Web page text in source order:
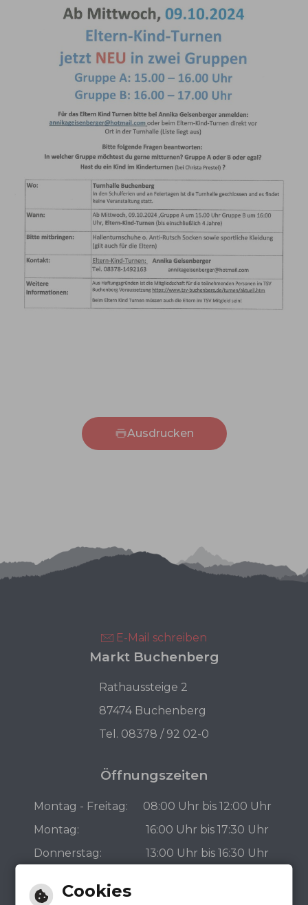
Ausdrucken
E-Mail schreiben
Markt Buchenberg
Rathaussteige 2
87474 Buchenberg
Tel. 08378 / 92 02-0
Öffnungszeiten
Montag - Freitag:
Montag:
Donnerstag:
08:00 Uhr bis 12:00 Uhr
16:00 Uhr bis 17:30 Uhr
13:00 Uhr bis 16:30 Uhr
Cookies